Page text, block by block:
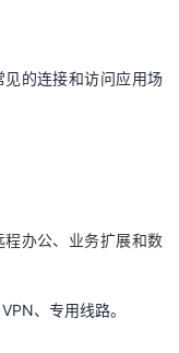
的连接和访问应用场
办公、业务扩展和数
、专用线路。